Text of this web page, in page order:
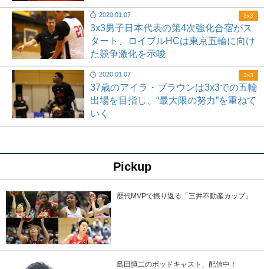
2020.01.07
3x3男子日本代表の第4次強化合宿がス
タート、ロイブルHCは東京五輪に向け
た競争激化を示唆
3x3
2020.01.07
37歳のアイラ・ブラウンは3x3での五輪
出場を目指し、“最大限の努力”を重ねて
いく
3x3
Pickup
歴代MVPで振り返る「三井不動産カップ」
島田慎二のポッドキャスト、配信中！